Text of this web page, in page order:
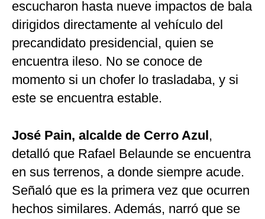
escucharon hasta nueve impactos de bala
dirigidos directamente al vehículo del
precandidato presidencial, quien se
encuentra ileso. No se conoce de
momento si un chofer lo trasladaba, y si
este se encuentra estable.
José Pain, alcalde de Cerro Azul,
detalló que Rafael Belaunde se encuentra
en sus terrenos, a donde siempre acude.
Señaló que es la primera vez que ocurren
hechos similares. Además, narró que se